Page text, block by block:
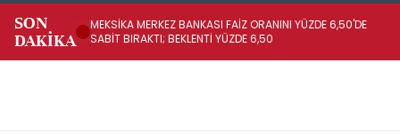
SON
DAKİKA
MEKSİKA MERKEZ BANKASI FAİZ ORANINI YÜZDE 6,50'DE
SABİT BIRAKTI; BEKLENTİ YÜZDE 6,50